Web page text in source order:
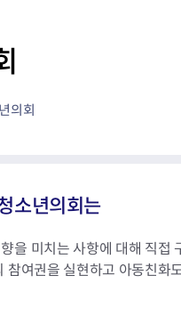
2019
의회
소년의회는
을 미치는 사항에 대해 직접
참여권을 실현하고 아동친화